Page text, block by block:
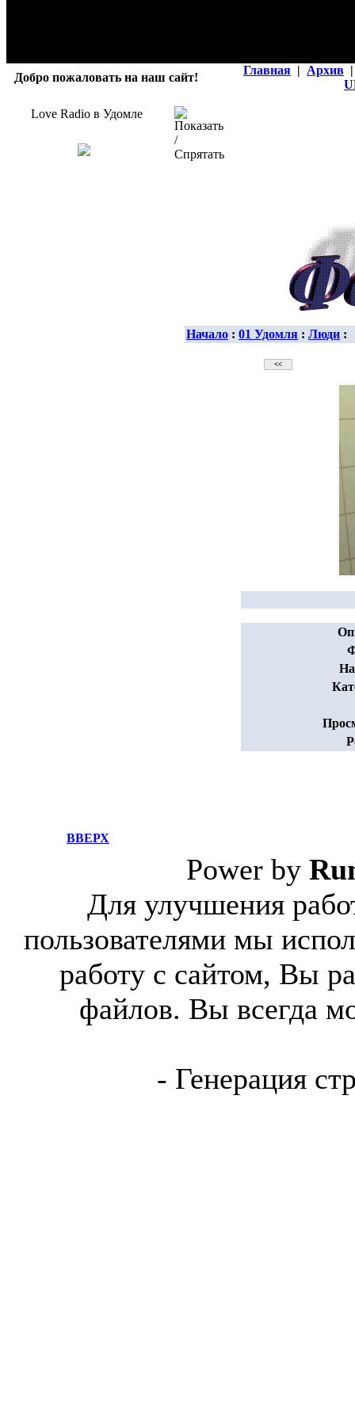
Добро пожаловать на наш сайт!
Главная | Архив |
Love Radio в Удомле
Начало : 01 Удомля : Люди :
ВВЕРХ
Power by
Для улучшения
пользователями мы
работу с сайтом, Вы
файлов. Вы всегда
- Генерация